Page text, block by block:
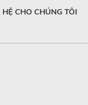
CHO CHÚNG TÔI